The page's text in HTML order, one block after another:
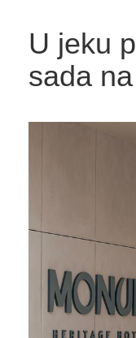
U jeku
sada